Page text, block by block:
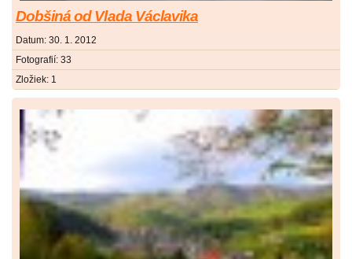
Dobšiná od Vlada Václavika
Datum: 30. 1. 2012
Fotografií: 33
Zložiek: 1